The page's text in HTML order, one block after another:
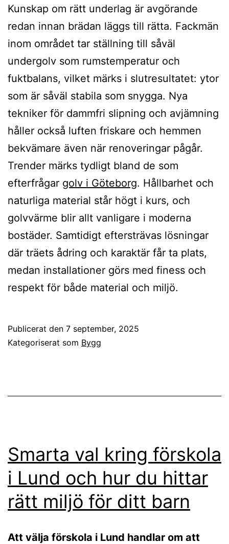
Kunskap om rätt underlag är avgörande
redan innan brädan läggs till rätta. Fackmän
inom området tar ställning till såväl
undergolv som rumstemperatur och
fuktbalans, vilket märks i slutresultatet: ytor
som är såväl stabila som snygga. Nya
tekniker för dammfri slipning och avjämning
håller också luften friskare och hemmen
bekvämare även när renoveringar pågår.
Trender märks tydligt bland de som
efterfrågar golv i Göteborg. Hållbarhet och
naturliga material står högt i kurs, och
golvvärme blir allt vanligare i moderna
bostäder. Samtidigt eftersträvas lösningar
där träets ådring och karaktär får ta plats,
medan installationer görs med finess och
respekt för både material och miljö.
Publicerat den 7 september, 2025
Kategoriserat som Bygg
Smarta val kring förskola
i Lund och hur du hittar
rätt miljö för ditt barn
Att välja förskola i Lund handlar om att